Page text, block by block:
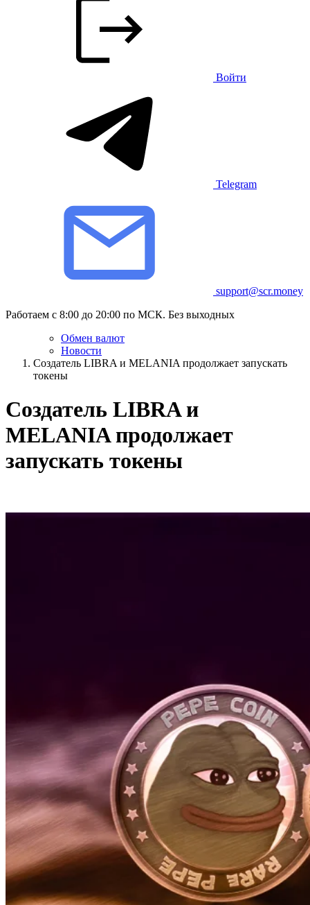
Войти
Telegram
support@scr.money
Работаем с 8:00 до 20:00 по МСК. Без выходных
Обмен валют
Новости
Создатель LIBRA и MELANIA продолжает запускать
токены
Создатель LIBRA и
MELANIA продолжает
запускать токены